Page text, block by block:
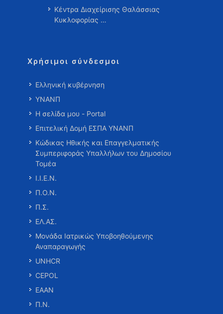
Κέντρα Διαχείρισης Θαλάσσιας
Κυκλοφορίας …
Χρήσιμοι σύνδεσμοι
Ελληνική κυβέρνηση
ΥΝΑΝΠ
Η σελίδα μου - Portal
Επιτελική Δομή ΕΣΠΑ ΥΝΑΝΠ
Κώδικας Ηθικής και Επαγγελματικής
Συμπεριφοράς Υπαλλήλων του Δημοσίου
Τομέα
Ι.Ι.Ε.Ν.
Π.Ο.Ν.
Π.Σ.
ΕΛ.ΑΣ.
Μονάδα Ιατρικώς Υποβοηθούμενης
Αναπαραγωγής
UNHCR
CEPOL
ΕΑΑΝ
Π.Ν.